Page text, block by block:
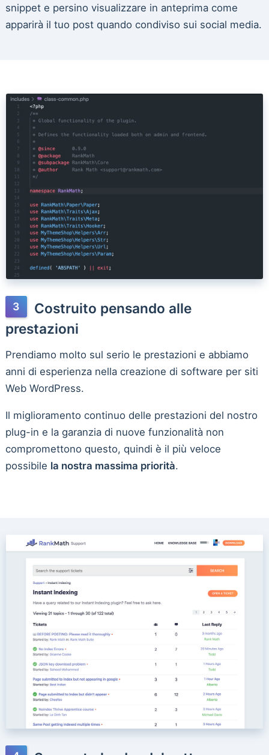
snippet e persino visualizzare in anteprima come
apparirà il tuo post quando condiviso sui social media.
Costruito pensando alle
prestazioni
Prendiamo molto sul serio le prestazioni e abbiamo
anni di esperienza nella creazione di software per siti
Web WordPress.
Il miglioramento continuo delle prestazioni del nostro
plug-in e la garanzia di nuove funzionalità non
compromettono questo, quindi è il più veloce
possibile la nostra massima priorità.